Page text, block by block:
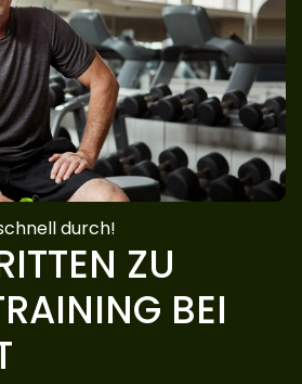
ZU
BEI
durch!